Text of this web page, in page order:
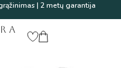
| 2 metų garantija